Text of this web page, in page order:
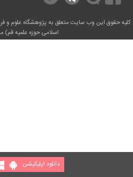
کلیه حقوق این وب سایت متعلق به پژوهشگاه علوم و
اسلامی حوزه علمیه قم)
دانلود اپلیکیشن